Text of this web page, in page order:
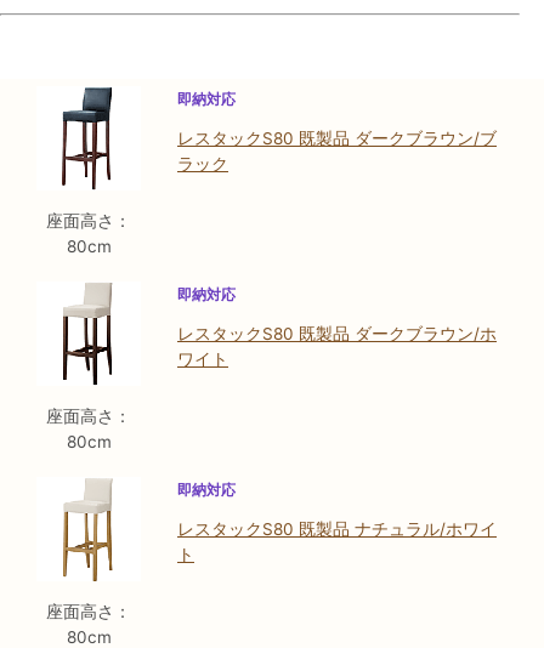
座面高さ：
80cm
即納対応
レスタックS80 既製品 ダークブラウン/ブ
ラック
座面高さ：
80cm
即納対応
レスタックS80 既製品 ダークブラウン/ホ
ワイト
座面高さ：
80cm
即納対応
レスタックS80 既製品 ナチュラル/ホワイ
ト